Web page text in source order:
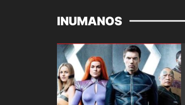
INUMANOS